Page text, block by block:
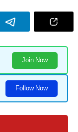
Join Now
Follow Now